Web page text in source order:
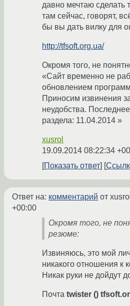
давно мечтаю сделать
там сейчас, говорят,
бы вы дать вилку для
http://tfsoft.org.ua/
Окромя того, не
«Сайт временно не
обновлением
Приносим извинения
неудобства.
раздела: 11.04.2014 »
xusrol
19.09.2014 08:22:34
Показать ответ
Ответ на: комментарий от xusrol
+00:00
Окромя того, не
резюме:
Извиняюсь, это мой
никакого отношения к
Никак руки не дойдут
Почта twister ()